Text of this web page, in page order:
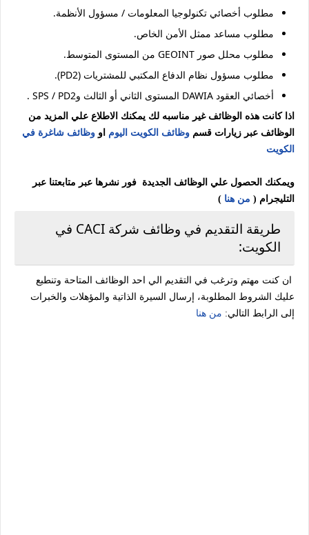
مطلوب أخصائي تكنولوجيا المعلومات / مسؤول الأنظمة.
مطلوب مساعد ممثل الأمن الخاص.
مطلوب محلل صور GEOINT من المستوى المتوسط.
مطلوب مسؤول نظام الدفاع المكتبي للمشتريات (PD2).
أخصائي العقود DAWIA المستوى الثاني أو الثالث وSPS / PD2 .
اذا كانت هذه الوظائف غير مناسبه لك يمكنك الاطلاع علي المزيد من
الوظائف عبر زيارات قسم وظائف الكويت اليوم او وظائف شاغرة في
الكويت
ويمكنك الحصول علي الوظائف الجديدة فور نشرها عبر متابعتنا عبر
التليجرام ( من هنا )
طريقة التقديم في وظائف شركة CACI في
الكويت:
ان كنت مهتم وترغب في التقديم الي احد الوظائف المتاحة وتنطبع
عليك الشروط المطلوبة، إرسال السيرة الذاتية والمؤهلات والخبرات
إلى الرابط التالي: من هنا